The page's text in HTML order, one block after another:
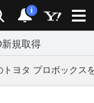
検索 通知
i
新規取得
トヨタ プロボックス